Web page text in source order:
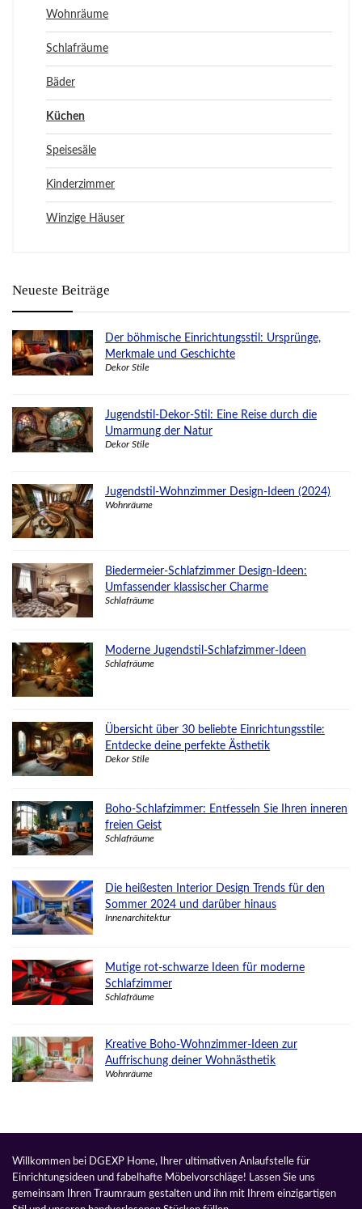
Wohnräume
Schlafräume
Bäder
Küchen
Speisesäle
Kinderzimmer
Winzige Häuser
Neueste Beiträge
Der böhmische Einrichtungsstil: Ursprünge,
Merkmale und Geschichte
Dekor Stile
Jugendstil-Dekor-Stil: Eine Reise durch die
Umarmung der Natur
Dekor Stile
Jugendstil-Wohnzimmer Design-Ideen (2024)
Wohnräume
Biedermeier-Schlafzimmer Design-Ideen:
Umfassender klassischer Charme
Schlafräume
Moderne Jugendstil-Schlafzimmer-Ideen
Schlafräume
Übersicht über 30 beliebte Einrichtungsstile:
Entdecke deine perfekte Ästhetik
Dekor Stile
Boho-Schlafzimmer: Entfesseln Sie Ihren inneren
freien Geist
Schlafräume
Die heißesten Interior Design Trends für den
Sommer 2024 und darüber hinaus
Innenarchitektur
Mutige rot-schwarze Ideen für moderne
Schlafzimmer
Schlafräume
Kreative Boho-Wohnzimmer-Ideen zur
Auffrischung deiner Wohnästhetik
Wohnräume
Willkommen bei DGEXP Home, Ihrer ultimativen Anlaufstelle für
Einrichtungsideen und fabelhafte Möbelvorschläge! Lassen Sie uns
gemeinsam Ihren Traumraum gestalten und ihn mit Ihrem einzigartigen